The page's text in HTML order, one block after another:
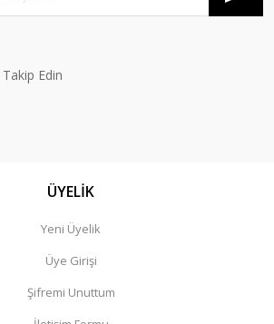
Edin
ÜYELİK
Yeni Üyelik
Üye Girişi
Şifremi Unuttum